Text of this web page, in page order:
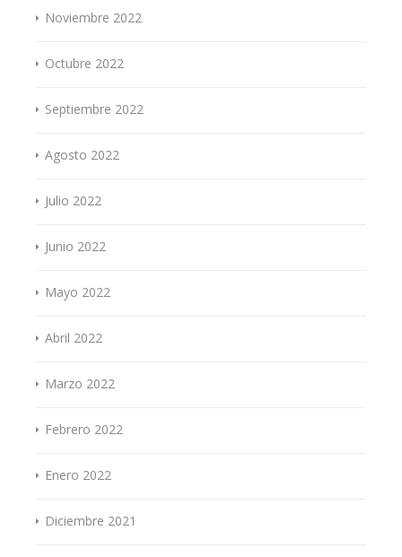
Noviembre 2022
Octubre 2022
Septiembre 2022
Agosto 2022
Julio 2022
Junio 2022
Mayo 2022
Abril 2022
Marzo 2022
Febrero 2022
Enero 2022
Diciembre 2021